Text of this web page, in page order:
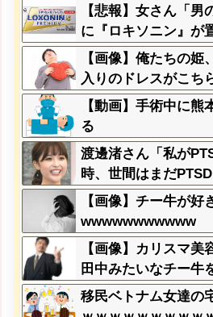
【悲報】女さん「
に『ロキソニン』が
確定です」
【画像】俺たちの姫
入りのドレスがこ
過ぎるw w w w w w
【動画】手術中に
る
渡邊渚さん「私が
時、世間はまだ
されていませんでし
【画像】チー牛が
wwwwwwwwwww
【画像】カリスマ美
田中みたいなチー牛
がこちらw w w w w
移民ベトナム女達の